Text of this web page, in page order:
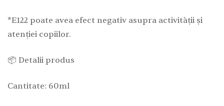
*E122 poate avea efect negativ asupra activității și
atenției copiilor.
📦 Detalii produs
Cantitate: 60ml